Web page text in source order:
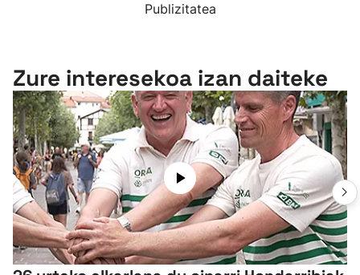
Publizitatea
Zure interesekoa izan daiteke